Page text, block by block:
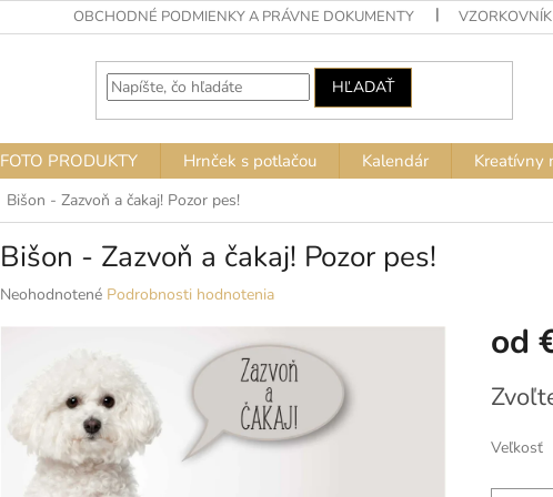
OBCHODNÉ PODMIENKY A PRÁVNE DOKUMENTY VZORKOVNÍK
HĽADAŤ
FOTO PRODUKTY Hrnček s potlačou Kalendár Kreatívny
Bišon - Zazvoň a čakaj! Pozor pes!
Bišon - Zazvoň a čakaj! Pozor pes!
Priemerné
hviezdičiek.
Neohodnotené Podrobnosti hodnotenia
od
cena:
Veľkosť